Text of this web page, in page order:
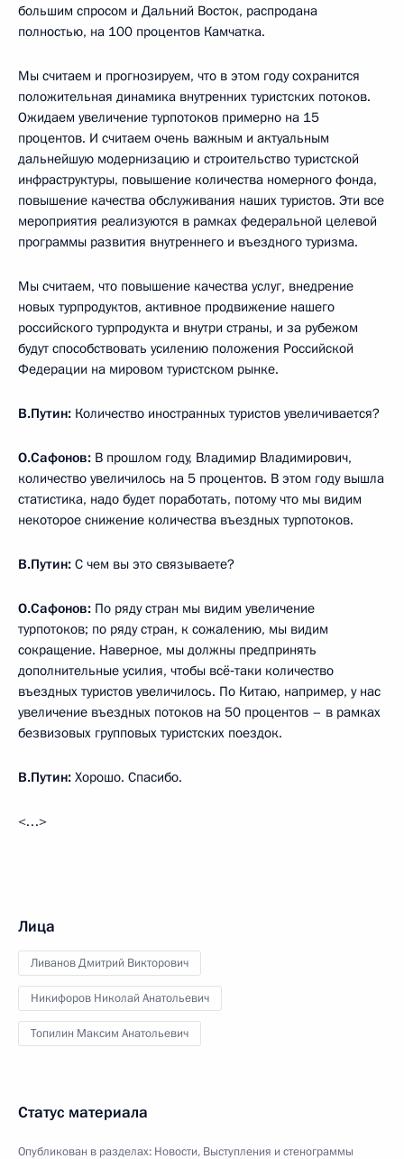
большим спросом и Дальний Восток, распродана
полностью, на 100 процентов Камчатка.
Мы считаем и прогнозируем, что в этом году сохранится
положительная динамика внутренних туристских потоков.
Ожидаем увеличение турпотоков примерно на 15
процентов. И считаем очень важным и актуальным
дальнейшую модернизацию и строительство туристской
инфраструктуры, повышение количества номерного фонда,
повышение качества обслуживания наших туристов. Эти все
мероприятия реализуются в рамках федеральной целевой
программы развития внутреннего и въездного туризма.
Мы считаем, что повышение качества услуг, внедрение
новых турпродуктов, активное продвижение нашего
российского турпродукта и внутри страны, и за рубежом
будут способствовать усилению положения Российской
Федерации на мировом туристском рынке.
В.Путин: Количество иностранных туристов увеличивается?
О.Сафонов: В прошлом году, Владимир Владимирович,
количество увеличилось на 5 процентов. В этом году вышла
статистика, надо будет поработать, потому что мы видим
некоторое снижение количества въездных турпотоков.
В.Путин: С чем вы это связываете?
О.Сафонов: По ряду стран мы видим увеличение
турпотоков; по ряду стран, к сожалению, мы видим
сокращение. Наверное, мы должны предпринять
дополнительные усилия, чтобы всё‑таки количество
въездных туристов увеличилось. По Китаю, например, у нас
увеличение въездных потоков на 50 процентов – в рамках
безвизовых групповых туристских поездок.
В.Путин: Хорошо. Спасибо.
<…>
Лица
Ливанов Дмитрий Викторович
Никифоров Николай Анатольевич
Топилин Максим Анатольевич
Статус материала
Опубликован в разделах: Новости, Выступления и стенограммы